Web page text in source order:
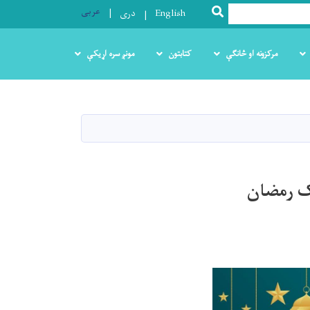
SEARCH
English دری عربی
مرکزونه او څانګې کتابتون مونږ سره اړیکې
رمضان